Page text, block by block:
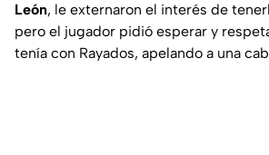
León, le externaron el interés de
pero el jugador pidió esperar y
tenía con Rayados, apelando a una